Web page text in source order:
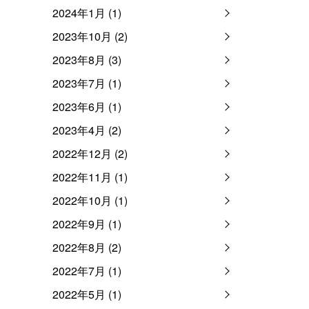
2024年1月 (1)
2023年10月 (2)
2023年8月 (3)
2023年7月 (1)
2023年6月 (1)
2023年4月 (2)
2022年12月 (2)
2022年11月 (1)
2022年10月 (1)
2022年9月 (1)
2022年8月 (2)
2022年7月 (1)
2022年5月 (1)